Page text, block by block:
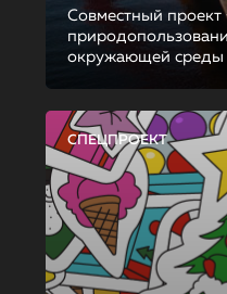
Совместный проект
окружающей среды
СПЕЦПРОЕКТ